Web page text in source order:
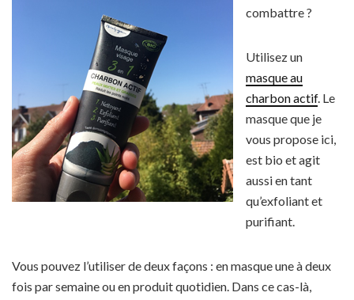
combattre ?
Utilisez un
masque au
charbon actif. Le
masque que je
vous propose ici,
est bio et agit
aussi en tant
qu’exfoliant et
purifiant.
Vous pouvez l’utiliser de deux façons : en masque une à deux
fois par semaine ou en produit quotidien. Dans ce cas-là,